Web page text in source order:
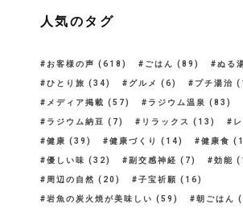
人気のタグ
お客様の声 (618) ごはん (89) ぬる
ひとり旅 (34) グルメ (6) プチ湯治
メディア掲載 (57) ラジウム温泉 (83)
ラジウム納豆 (7) リラックス (13)
健康 (39) 健康づくり (14) 健康食
優しい味 (32) 副交感神経 (7) 効能
周辺の自然 (20) 子宝祈願 (16)
岩魚の炭火焼が美味しい (59) 朝ごはん